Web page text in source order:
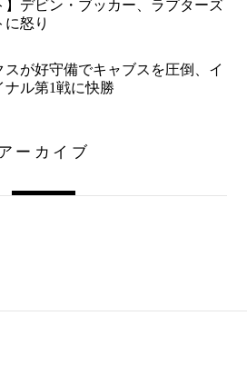
】デビン・ブッカー、ラプターズ
怒り
スが好守備でキャブスを圧倒、イ
ナル第1戦に快勝
ーカイブ